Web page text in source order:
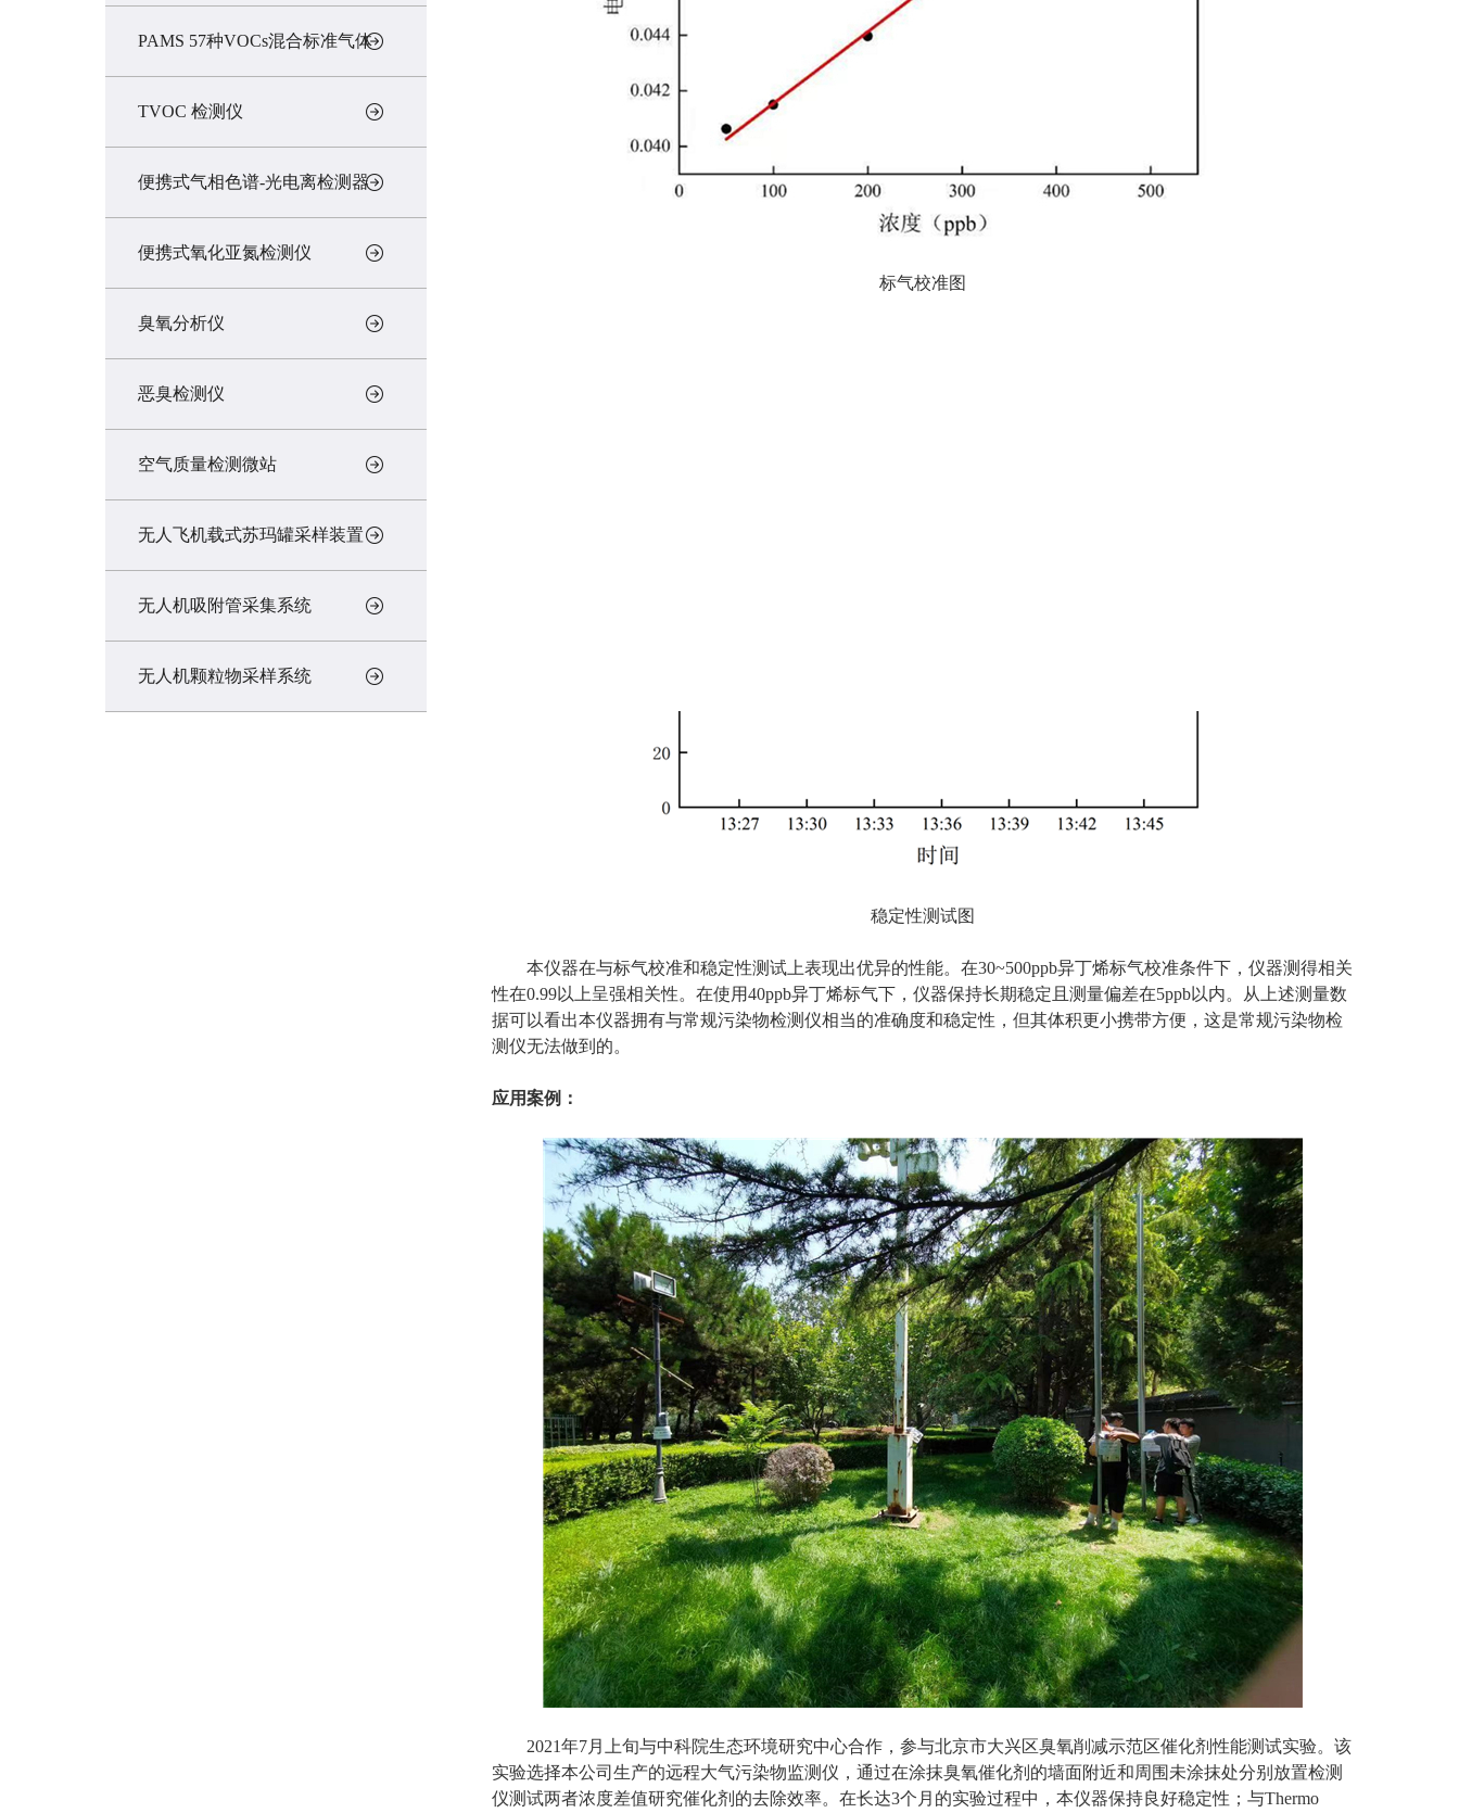
PAMS 57种VOCs混合标准气体
TVOC 检测仪
便携式气相色谱-光电离检测器
便携式氧化亚氮检测仪
臭氧分析仪
恶臭检测仪
空气质量检测微站
无人飞机载式苏玛罐采样装置
无人机吸附管采集系统
无人机颗粒物采样系统
标气校准图
稳定性测试图
本仪器在与标气校准和稳定性测试上表现出优异的性能。在30~500ppb异丁烯标气校准条件下，仪器测得相关
性在0.99以上呈强相关性。在使用40ppb异丁烯标气下，仪器保持长期稳定且测量偏差在5ppb以内。从上述测量数
据可以看出本仪器拥有与常规污染物检测仪相当的准确度和稳定性，但其体积更小携带方便，这是常规污染物检
测仪无法做到的。
应用案例：
2021年7月上旬与中科院生态环境研究中心合作，参与北京市大兴区臭氧削减示范区催化剂性能测试实验。该
实验选择本公司生产的远程大气污染物监测仪 ，通过在涂抹臭氧催化剂的墙面附近和周围未涂抹处分别放置检测
仪测试两者浓度差值研究催化剂的去除效率。在长达3个月的实验过程中，本仪器保持良好稳定性；与Thermo